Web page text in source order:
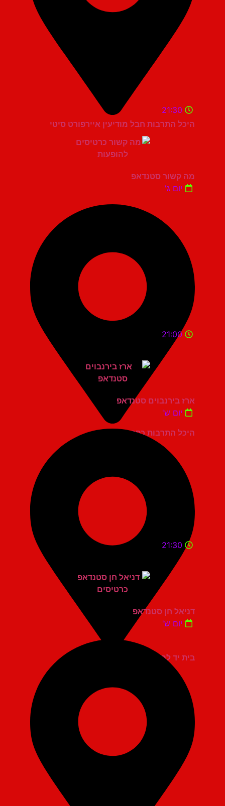
היכל התרבות חבל מודיעין איירפורט סיטי
21:30
מה קשור סטנדאפ
יום ג'
היכל התרבות כפר סבא
21:00
ארז בירנבוים סטנדאפ
יום ש'
בית יד לבנים אשדוד
21:30
דניאל חן סטנדאפ
יום ש'